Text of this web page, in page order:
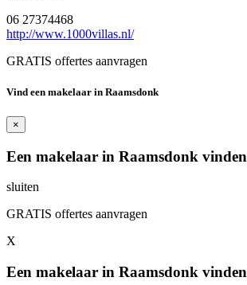
06 27374468
http://www.1000villas.nl/
GRATIS offertes aanvragen
Vind een makelaar in Raamsdonk
×
Een makelaar in Raamsdonk vinden
sluiten
GRATIS offertes aanvragen
X
Een makelaar in Raamsdonk vinden